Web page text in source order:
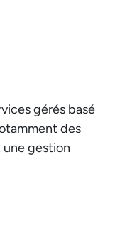
gérés basé
des
gestion